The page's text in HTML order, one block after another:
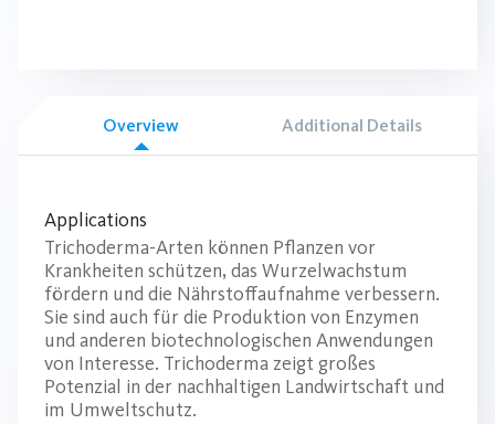
Overview Additional Details
Applications
Trichoderma-Arten können Pflanzen vor
Krankheiten schützen, das Wurzelwachstum
fördern und die Nährstoffaufnahme verbessern.
Sie sind auch für die Produktion von Enzymen
und anderen biotechnologischen Anwendungen
von Interesse. Trichoderma zeigt großes
Potenzial in der nachhaltigen Landwirtschaft und
im Umweltschutz.